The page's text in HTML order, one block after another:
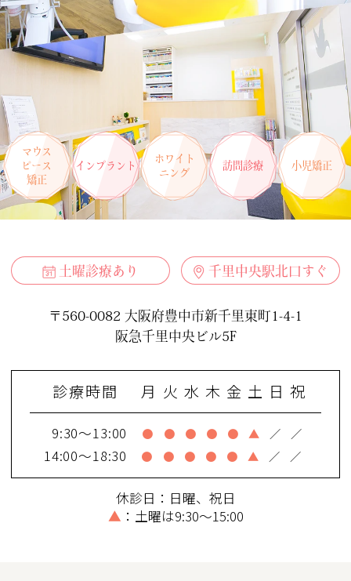
マウス
ピース
矯正
インプラント
ホワイト
ニング
訪問診療 小児矯正
土曜診療あり 千里中央駅北口すぐ
〒560-0082 大阪府豊中市新千里東町1-4-1
阪急千里中央ビル5F
診療時間 月 火 水 木 金 土 日 祝
9:30～13:00 ● ● ● ● ● ▲ ／ ／
14:00～18:30 ● ● ● ● ● ▲ ／ ／
休診日：日曜、祝日
▲ ：土曜は9:30～15:00